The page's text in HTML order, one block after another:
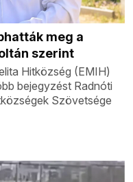
meg a
szerint
Hitközség (EMIH)
bejegyzést Radnóti
Szövetsége